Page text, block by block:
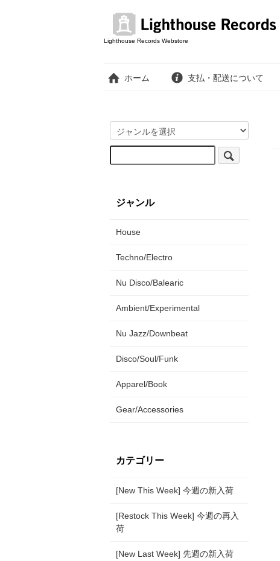
Lighthouse Records Webstore
ホーム 支払・配送について
ジャンル
House
Techno/Electro
Nu Disco/Balearic
Ambient/Experimental
Nu Jazz/Downbeat
Disco/Soul/Funk
Apparel/Book
Gear/Accessories
カテゴリー
[New This Week] 今週の新入荷
[Restock This Week] 今週の再入
荷
[New Last Week] 先週の新入荷